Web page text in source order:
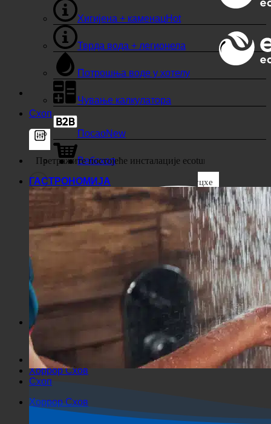
Схоп
Суцхе
Генерички филтери
Екакте Убереинстиммунг
Суцхе им Тител
Суцхе им Инхалт
Тражи у изводу
Филтрирајте према
прилагођеном типу објаве
Суцхе ауф Сеитен
Суцхе ин Беитраген
Хоррор Схов
Схоп
7-у-1 ефекат
Хигијена + каменац
Тврда вода + легионела
Потрошња воде у хотелу
Чување калкулатора
Посао
Вебсхоп
ГАСТРОНОМИЈА